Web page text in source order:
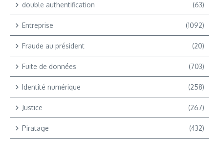
double authentification (63)
Entreprise (1092)
Fraude au président (20)
Fuite de données (703)
Identité numérique (258)
Justice (267)
Piratage (432)